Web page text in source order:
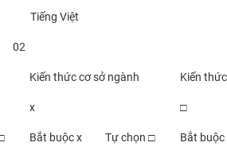
Tiếng Việt
02
Kiến thức cơ sở ngành
x
Kiến
□
Bắt buộc x Tự chọn □ Bắt buộc